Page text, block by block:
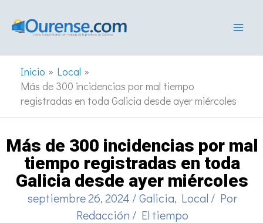
Inicio
Local
Más de 300 incidencias por mal tiempo
registradas en toda Galicia desde ayer miércoles
Más de 300 incidencias por mal
tiempo registradas en toda
Galicia desde ayer miércoles
septiembre 26, 2024 /Galicia, Local / Por
Redacción / El tiempo